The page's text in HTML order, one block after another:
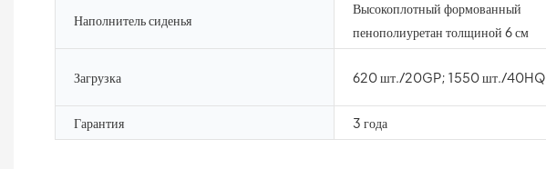
Наполнитель сиденья
Высокоплотный формованный
пенополиуретан толщиной 6 см
Загрузка 620 шт./20GP; 1550 шт./40HQ
Гарантия 3 года